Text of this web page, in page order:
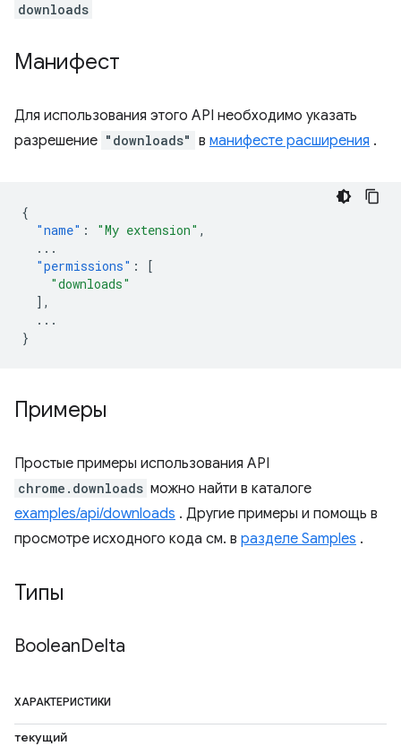
downloads
Манифест
Для использования этого API необходимо указать
разрешение "downloads" в манифесте расширения .
{
"name" : "My extension" ,
...
"permissions" :
[
"downloads"
],
...
}
Примеры
Простые примеры использования API
chrome.downloads можно найти в каталоге
examples/api/downloads . Другие примеры и помощь в
просмотре исходного кода см. в разделе Samples .
Типы
BooleanDelta
ХАРАКТЕРИСТИКИ
текущий